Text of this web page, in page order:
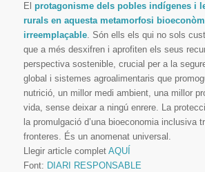
El protagonisme dels pobles indígenes i
rurals en aquesta metamorfosi
irreemplaçable. Són ells els qui no sols
que a més desxifren i aprofiten els seus
perspectiva sostenible, crucial per a la
global i sistemes agroalimentaris que
nutrició, un millor medi ambient, una millor
vida, sense deixar a ningú enrere. La
la promulgació d’una bioeconomia inclusiva
fronteres. És un anomenat universal.
Llegir article complet AQUÍ
Font: DIARI RESPONSABLE